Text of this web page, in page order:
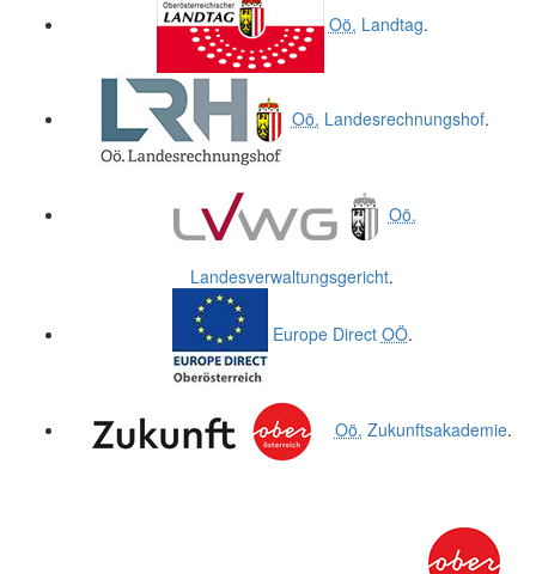
Oö. Landtag.
Oö. Landesrechnungshof.
Oö.
Landesverwaltungsgericht.
Europe Direct OÖ.
Oö. Zukunftsakademie.